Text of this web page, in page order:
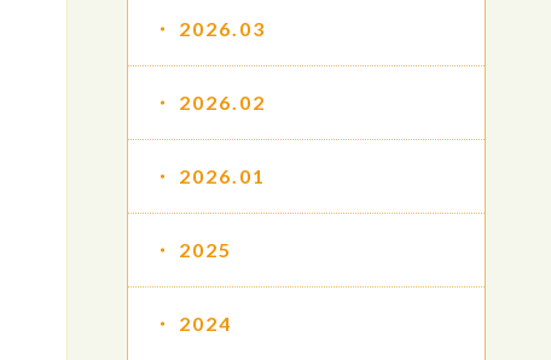
2026.03
2026.02
2026.01
2025
2024